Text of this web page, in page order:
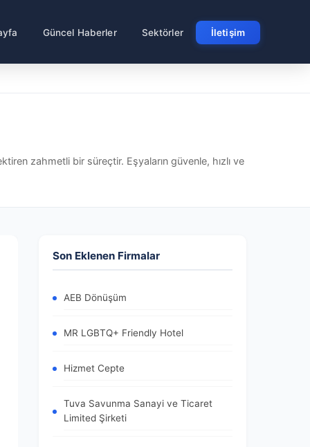
Güncel Haberler Sektörler İletişim
zahmetli bir süreçtir. Eşyaların güvenle, hızlı ve
Son Eklenen Firmalar
AEB Dönüşüm
MR LGBTQ+ Friendly Hotel
Hizmet Cepte
Tuva Savunma Sanayi ve Ticaret
Limited Şirketi